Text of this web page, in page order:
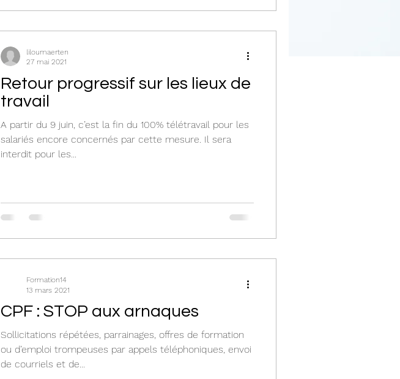
Retour progressif sur les lieux de
travail
A partir du 9 juin, c’est la fin du 100% télétravail pour les
salariés encore concernés par cette mesure. Il sera
interdit pour les...
liloumaerten
27 mai 2021
CPF : STOP aux arnaques
Sollicitations répétées, parrainages, offres de formation
ou d’emploi trompeuses par appels téléphoniques, envoi
de courriels et de...
Formation14
13 mars 2021